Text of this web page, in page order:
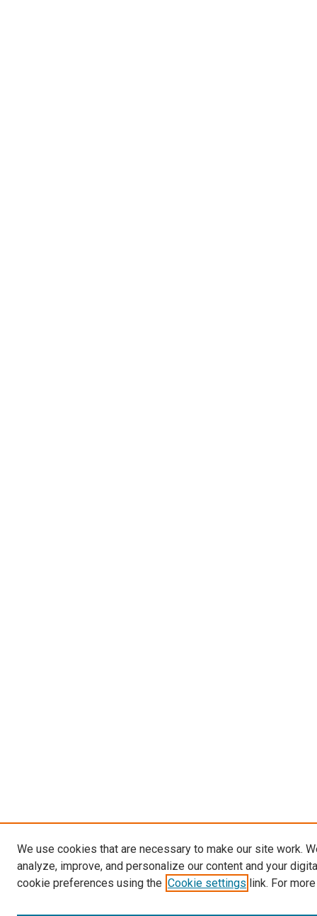
We use cookies that are necessary to make our site work.
analyze, improve, and personalize our content and your
cookie preferences using the Cookie settings link. For